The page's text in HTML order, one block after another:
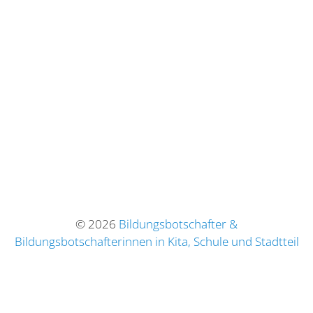
© 2026 Bildungsbotschafter &
Bildungsbotschafterinnen in Kita, Schule und Stadtteil